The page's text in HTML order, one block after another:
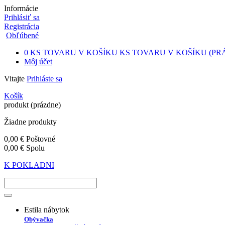
Informácie
Prihlásiť sa
Registrácia
Obľúbené
0 KS TOVARU V KOŠÍKU KS TOVARU V KOŠÍKU
Môj účet
Vitajte Prihláste sa
Košík
produkt (prázdne)
Žiadne produkty
0,00 € Poštovné
0,00 € Spolu
K POKLADNI
Estila nábytok
Obývačka